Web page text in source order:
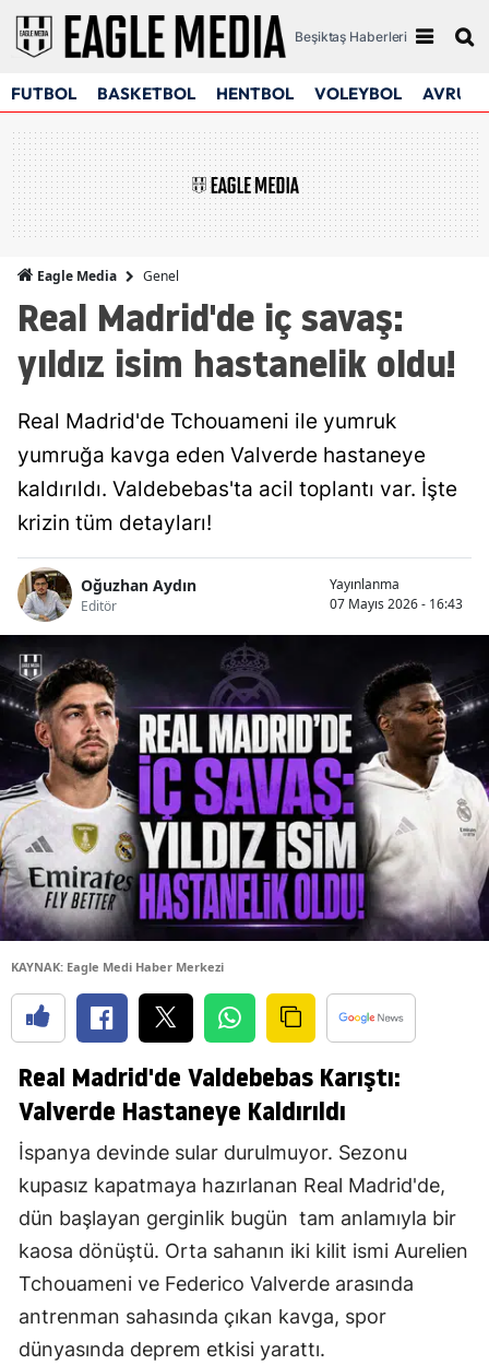
Beşiktaş Haberleri
FUTBOL BASKETBOL HENTBOL VOLEYBOL
Eagle Media Genel
Real Madrid'de iç savaş:
yıldız isim hastanelik oldu!
Real Madrid'de Tchouameni ile yumruk
yumruğa kavga eden Valverde hastaneye
kaldırıldı. Valdebebas'ta acil toplantı var. İşte
krizin tüm detayları!
Oğuzhan Aydın
Editör
Yayınlanma
07 Mayıs 2026 - 16:43
KAYNAK: Eagle Medi Haber Merkezi
Real Madrid'de Valdebebas Karıştı:
Valverde Hastaneye Kaldırıldı
İspanya devinde sular durulmuyor. Sezonu
kupasız kapatmaya hazırlanan Real Madrid'de,
dün başlayan gerginlik bugün tam anlamıyla bir
kaosa dönüştü. Orta sahanın iki kilit ismi Aurelien
Tchouameni ve Federico Valverde arasında
antrenman sahasında çıkan kavga, spor
dünyasında deprem etkisi yarattı.